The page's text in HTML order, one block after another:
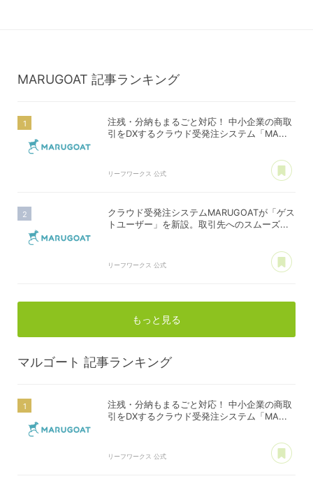
MARUGOAT 記事ランキング
注残・分納もまるごと対応！ 中小企業の商取
引をDXするクラウド受発注システム「MA...
リーフワークス 公式
クラウド受発注システムMARUGOATが「ゲス
トユーザー」を新設。取引先へのスムーズ...
リーフワークス 公式
もっと見る
マルゴート 記事ランキング
注残・分納もまるごと対応！ 中小企業の商取
引をDXするクラウド受発注システム「MA...
リーフワークス 公式